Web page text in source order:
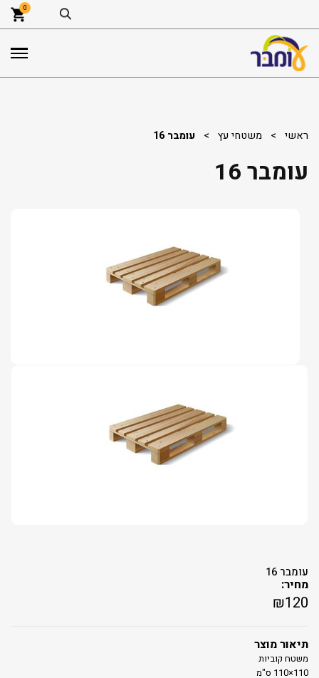
0
ראשי > משטחי עץ > עומבר 16
עומבר 16
עומבר 16
מחיר:
₪120
תיאור מוצר
משטח קוביות
110×110 ס"מ